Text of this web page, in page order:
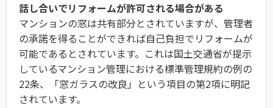
話し合いでリフォームが許可される場合がある
マンションの窓は共有部分とされていますが、管理者
の承諾を得ることができれば自己負担でリフォームが
可能であるとされています。これは国土交通省が提示
しているマンション管理における標準管理規約の例の
22条、「窓ガラスの改良」という項目の第2項に明記
されています。